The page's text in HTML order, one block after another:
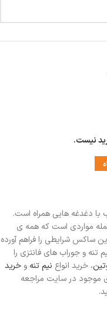
نیست.
با دغدغه هایی همراه است.
مواردی است که همه ی
ساکس شرایطی را فراهم آورده
تنه و جوراب های فانتزی را
، خرید انواع نیم تنه و خرید
موجود در سایت مراجعه